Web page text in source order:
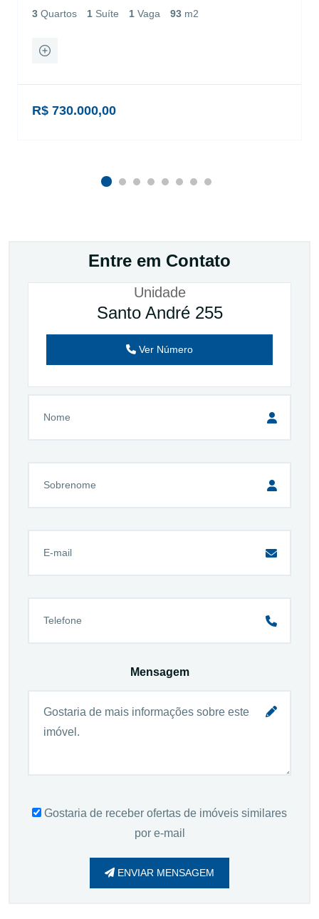
3 Quartos 1 Suíte 1 Vaga 93 m2
R$ 730.000,00
Entre em Contato
Unidade
Santo André 255
Ver Número
Mensagem
Gostaria de receber ofertas de imóveis similares
por e-mail
ENVIAR MENSAGEM